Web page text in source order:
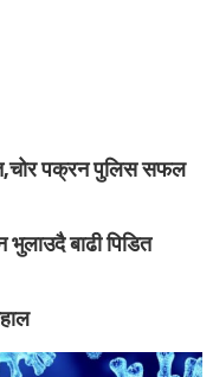
पक्रन पुलिस सफल
बाढी पिडित